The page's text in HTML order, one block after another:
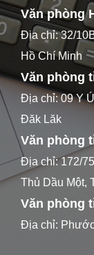
Văn phòng
Địa chỉ: 32/
Hồ Chí Minh
Văn phòng
Địa chỉ: 09 Y
Đăk Lăk
Văn phòng
Địa chỉ: 172/
Thủ Dầu Một,
Văn phòng
Địa chỉ: